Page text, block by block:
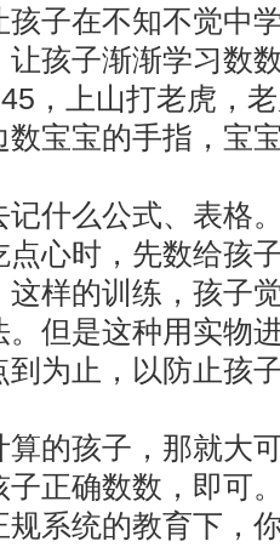
子在不知不觉中
孩子渐渐学习数
，上山打老虎，
宝的手指，宝宝
么公式、表格。
心时，先数给孩
样的训练，孩子
但是这种用实物
为止，以防止孩
孩子，那就大可
正确数数，即可
系统的教育下，